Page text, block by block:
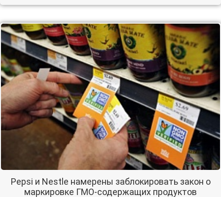
Pepsi и Nestle намерены заблокировать закон о
маркировке ГМО-содержащих продуктов